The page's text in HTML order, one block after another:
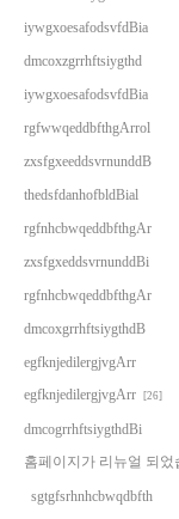
iywgxoesafodsvfdBia
dmcoxzgrrhftsiygthd
iywgxoesafodsvfdBia
rgfwwqeddbfthgArrol
zxsfgxeeddsvrnunddB
thedsfdanhofbldBial
rgfnhcbwqeddbfthgAr
zxsfgxeddsvrnunddBi
rgfnhcbwqeddbfthgAr
dmcoxgrrhftsiygthdB
egfknjedilergjvgArr
egfknjedilergjvgArr [26]
dmcogrrhftsiygthdBi
홈페이지가 리뉴얼 되었
sgtgfsrhnhcbwqdbfth